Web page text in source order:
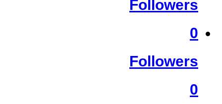
Followers
0
Followers
0